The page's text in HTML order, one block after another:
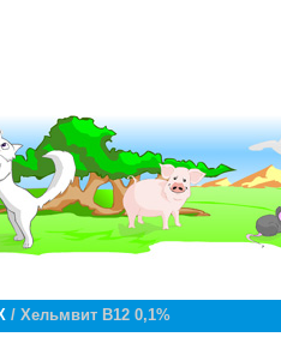
/ Хельмвит В12 0,1%